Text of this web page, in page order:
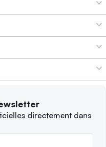
directement dans